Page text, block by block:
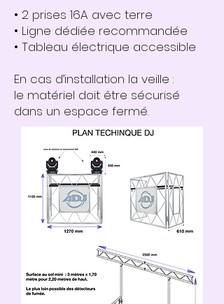
• 2 prises 16A avec terre
• Ligne dédiée recommandée
• Tableau électrique accessible
En cas d’installation la veille :
le matériel doit être sécurisé
dans un espace fermé.